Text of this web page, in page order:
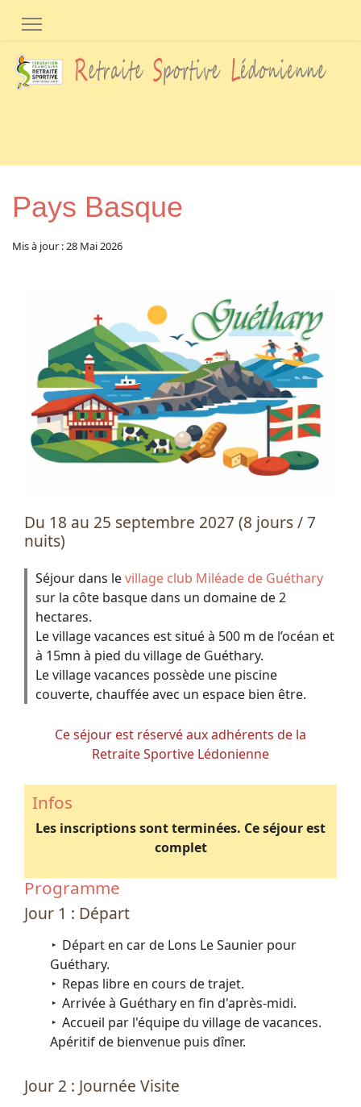
Pays Basque
Mis à jour : 28 Mai 2026
Du 18 au 25 septembre 2027 (8 jours / 7
nuits)
Séjour dans levillage club Miléade de Guéthary
sur la côte basque dans un domaine de 2
hectares.
Le village vacances est situé à 500 m de l’océan et
à 15mn à pied du village de Guéthary.
Le village vacances possède une piscine
couverte, chauffée avec un espace bien être.
Ce séjour est réservé aux adhérents de la
Retraite Sportive Lédonienne
Infos
Les inscriptions sont terminées. Ce séjour est
complet
Programme
Jour 1 : Départ
Départ en car de Lons Le Saunier pour
Guéthary.
Repas libre en cours de trajet.
Arrivée à Guéthary en fin d'après-midi.
Accueil par l'équipe du village de vacances.
Apéritif de bienvenue puis dîner.
Jour 2 : Journée Visite